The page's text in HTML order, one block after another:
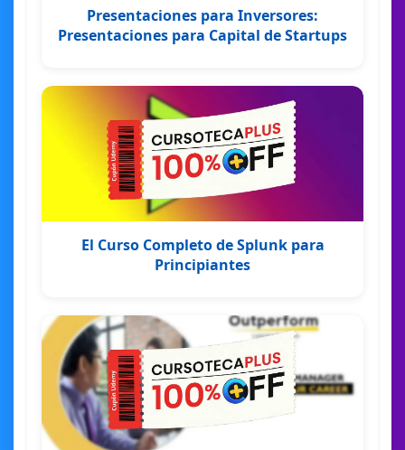
Presentaciones para Inversores:
Presentaciones para Capital de Startups
El Curso Completo de Splunk para
Principiantes